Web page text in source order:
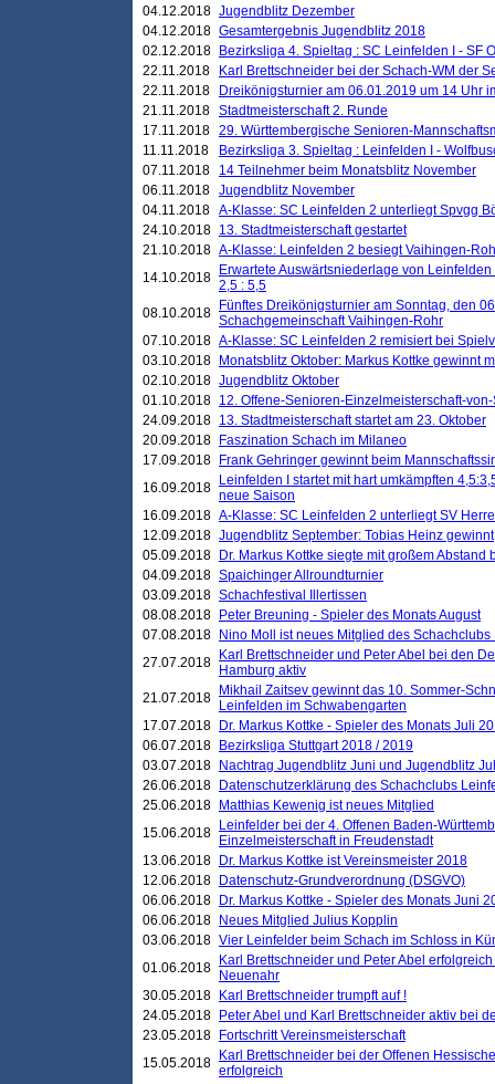
04.12.2018 Jugendblitz Dezember
04.12.2018 Gesamtergebnis Jugendblitz 2018
02.12.2018
Bezirksliga 4. Spieltag : SC Leinfelden I - SF
22.11.2018
Karl Brettschneider bei der Schach-WM der
22.11.2018
Dreikönigsturnier am 06.01.2019 um 14 Uhr
21.11.2018 Stadtmeisterschaft 2. Runde
17.11.2018 29. Württembergische Senioren-
11.11.2018
Bezirksliga 3. Spieltag : Leinfelden I -
07.11.2018
14 Teilnehmer beim Monatsblitz November
06.11.2018 Jugendblitz November
04.11.2018 A-Klasse: SC Leinfelden 2 unterliegt Spvgg
24.10.2018 13. Stadtmeisterschaft gestartet
21.10.2018 A-Klasse: Leinfelden 2 besiegt Vaihingen-
14.10.2018
Erwartete Auswärtsniederlage von
2,5 : 5,5
08.10.2018
Fünftes Dreikönigsturnier am Sonntag, den
Schachgemeinschaft Vaihingen-Rohr
07.10.2018 A-Klasse: SC Leinfelden 2 remisiert bei
03.10.2018
Monatsblitz Oktober: Markus Kottke gewinnt
02.10.2018 Jugendblitz Oktober
01.10.2018 12. Offene-Senioren-Einzelmeisterschaft-
24.09.2018 13. Stadtmeisterschaft startet am 23. Oktober
20.09.2018
Faszination Schach im Milaneo
17.09.2018
Frank Gehringer gewinnt beim
16.09.2018
Leinfelden I startet mit hart umkämpften
neue Saison
16.09.2018 A-Klasse: SC Leinfelden 2 unterliegt SV
12.09.2018 Jugendblitz September: Tobias Heinz gewinnt
05.09.2018
Dr. Markus Kottke siegte mit großem
04.09.2018 Spaichinger Allroundturnier
03.09.2018 Schachfestival Illertissen
08.08.2018
Peter Breuning - Spieler des Monats August
07.08.2018
Nino Moll ist neues Mitglied des
27.07.2018
Karl Brettschneider und Peter Abel bei den
Hamburg aktiv
21.07.2018
Mikhail Zaitsev gewinnt das 10. Sommer-
Leinfelden im Schwabengarten
17.07.2018
Dr. Markus Kottke - Spieler des Monats Juli
06.07.2018
Bezirksliga Stuttgart 2018 / 2019
03.07.2018
Nachtrag Jugendblitz Juni und Jugendblitz
26.06.2018
Datenschutzerklärung des Schachclubs
25.06.2018
Matthias Kewenig ist neues Mitglied
15.06.2018
Leinfelder bei der 4. Offenen Baden-
Einzelmeisterschaft in Freudenstadt
13.06.2018
Dr. Markus Kottke ist Vereinsmeister 2018
12.06.2018
Datenschutz-Grundverordnung (DSGVO)
06.06.2018
Dr. Markus Kottke - Spieler des Monats Juni
06.06.2018
Neues Mitglied Julius Kopplin
03.06.2018 Vier Leinfelder beim Schach im Schloss in
01.06.2018
Karl Brettschneider und Peter Abel
Neuenahr
30.05.2018
Karl Brettschneider trumpft auf !
24.05.2018
Peter Abel und Karl Brettschneider aktiv bei
23.05.2018
Fortschritt Vereinsmeisterschaft
15.05.2018
Karl Brettschneider bei der Offenen
erfolgreich